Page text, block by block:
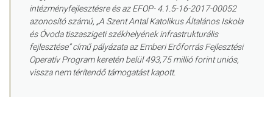
intézményfejlesztésre és az EFOP- 4.1.5-16-2017-00052
azonosító számú, „A Szent Antal Katolikus Általános Iskola
és Óvoda tiszaszigeti székhelyének infrastrukturális
fejlesztése” című pályázata az Emberi Erőforrás Fejlesztési
Operatív Program keretén belül 493,75 millió forint uniós,
vissza nem térítendő támogatást kapott.